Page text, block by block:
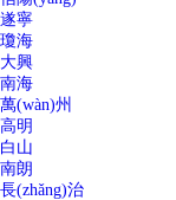
遂寧
瓊海
大興
南海
萬(wàn)州
高明
白山
南朗
長(zhǎng)治